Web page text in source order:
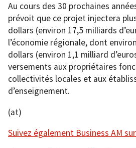
Au cours des 30 prochaines
prévoit que ce projet injectera
dollars (environ 17,5 milliards
l’économie régionale, dont
dollars (environ 1,1 milliard
versements aux propriétaires
collectivités locales et aux
d’enseignement.
(at)
Suivez également Business AM